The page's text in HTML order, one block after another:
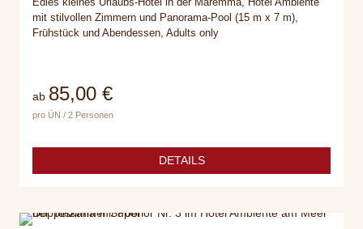
mit stilvollen Zimmern und Panorama-Pool (15 m x 7 m),
Frühstück und Abendessen, Adults only
ab 85,00 €
pro ÜN / 2 Personen
DETAILS